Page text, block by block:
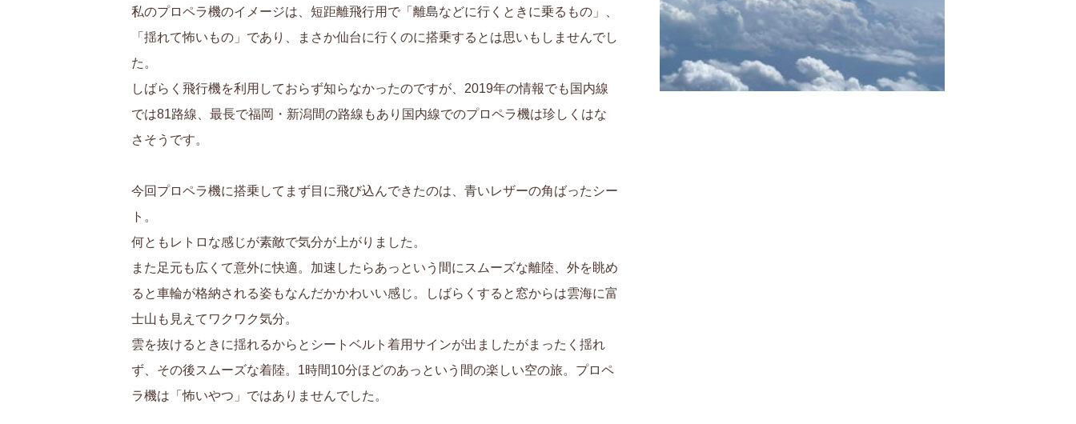
私のプロペラ機のイメージは、短距離飛行用で「離島などに行くときに乗るもの」、
「揺れて怖いもの」であり、まさか仙台に行くのに搭乗するとは思いもしませんでし
た。
しばらく飛行機を利用しておらず知らなかったのですが、2019年の情報でも国内線
では81路線、最長で福岡・新潟間の路線もあり国内線でのプロペラ機は珍しくはな
さそうです。
今回プロペラ機に搭乗してまず目に飛び込んできたのは、青いレザーの角ばったシー
ト。
何ともレトロな感じが素敵で気分が上がりました。
また足元も広くて意外に快適。加速したらあっという間にスムーズな離陸、外を眺め
ると車輪が格納される姿もなんだかかわいい感じ。しばらくすると窓からは雲海に富
士山も見えてワクワク気分。
雲を抜けるときに揺れるからとシートベルト着用サインが出ましたがまったく揺れ
ず、その後スムーズな着陸。1時間10分ほどのあっという間の楽しい空の旅。プロペ
ラ機は「怖いやつ」ではありませんでした。